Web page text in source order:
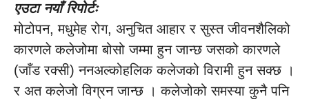
एउटा नयाँ रिपोर्टः
मोटोपन, मधुमेह रोग, अनुचित आहार र सुस्त जीवनशैलिको
कारणले कलेजोमा बोसो जम्मा हुन जान्छ जसको कारणले
(जाँड रक्सी) ननअल्कोहलिक कलेजको विरामी हुन सक्छ ।
र अत कलेजो विग्रन जान्छ । कलेजोको समस्या कुनै पनि